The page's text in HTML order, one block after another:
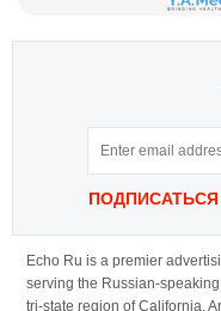
ПОДПИСАТЬСЯ
Echo Ru is a premier
serving the Russian-
tri-state region of California,